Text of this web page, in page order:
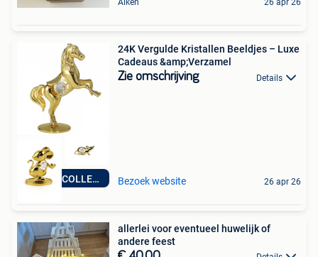
Alken 26 apr 26
NIEUWE COLLECTIE
24K Vergulde Kristallen Beeldjes – Luxe
Cadeaus &amp;Verzamel
Zie omschrijving Details
Bezoek website 26 apr 26
allerlei voor eventueel huwelijk of
andere feest